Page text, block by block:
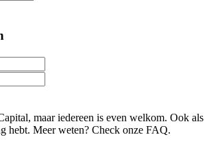
maar iedereen is even welkom. Ook als
hebt. Meer weten? Check onze FAQ.